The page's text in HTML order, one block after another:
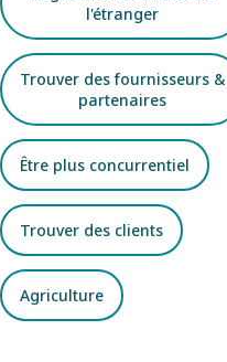
l'étranger
Trouver des fournisseurs &
partenaires
Être plus concurrentiel
Trouver des clients
Agriculture